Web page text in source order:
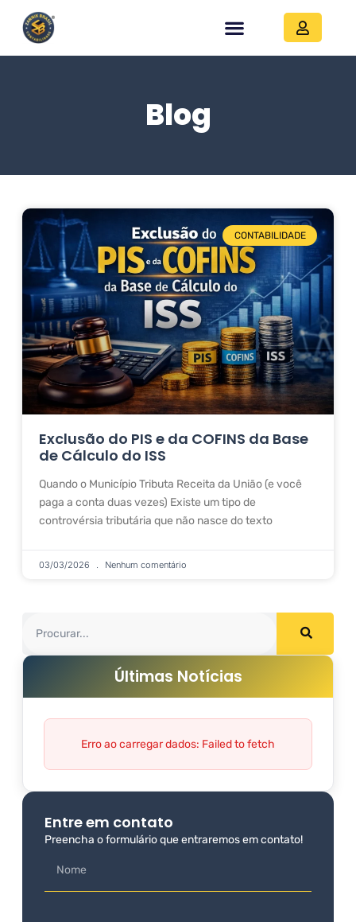
Blog
CONTABILIDADE
Exclusão do PIS e da COFINS da Base
de Cálculo do ISS
Quando o Município Tributa Receita da União (e você
paga a conta duas vezes) Existe um tipo de
controvérsia tributária que não nasce do texto
03/03/2026 Nenhum comentário
Últimas Notícias
Erro ao carregar dados: Failed to fetch
Entre em contato
Preencha o formulário que entraremos em contato!